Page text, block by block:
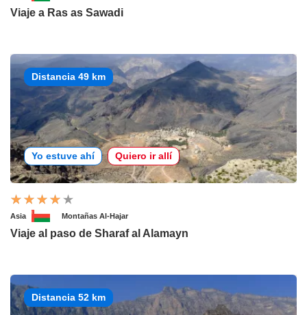
Viaje a Ras as Sawadi
Distancia 49 km
Yo estuve ahí Quiero ir allí
Asia Montañas Al-Hajar
Viaje al paso de Sharaf al Alamayn
Distancia 52 km